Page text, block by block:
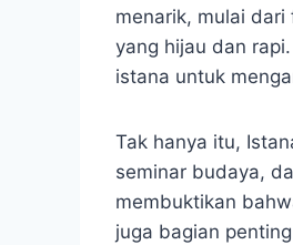
menarik, mulai
yang hijau dan
istana untuk
Tak hanya itu,
seminar budaya,
membuktikan
juga bagian